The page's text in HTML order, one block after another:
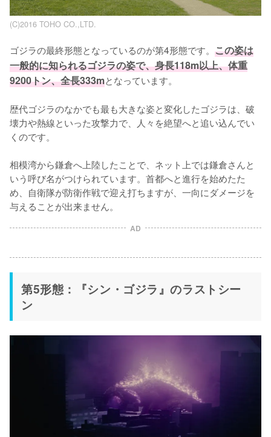
(C)2016 TOHO CO.,LTD.
ゴジラの最終形態となっているのが第4形態です。 この姿は
一般的に知られるゴジラの姿で、身長118m以上、体重
9200トン、全長333mとなっています。
歴代ゴジラのなかでも最も大きな姿と変化したゴジラは、破
壊力や熱線といった攻撃力で、人々を絶望へと追い込んでい
くのです。
相模湾から鎌倉へ上陸したことで、ネット上では鎌倉さんと
いう呼び名がつけられています。首都へと進行を始めたた
め、自衛隊が防衛作戦で迎え打ちますが、一向にダメージを
与えることが出来ません。
AD
第5形態：『シン・ゴジラ』のラストシー
ン